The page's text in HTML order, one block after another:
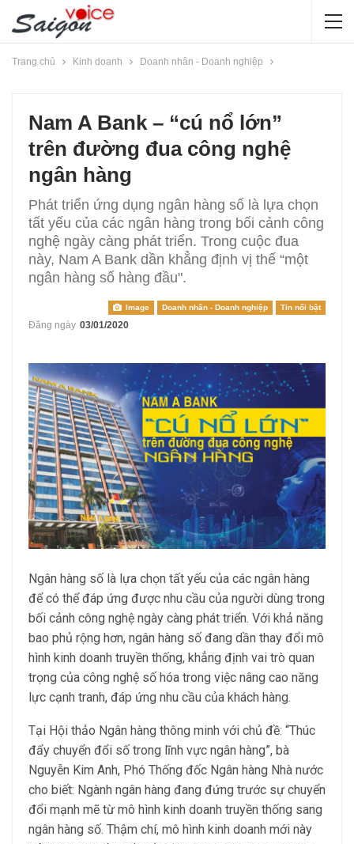
Trang chủ Kinh doanh Doanh nhân - Doanh nghiệp
Nam A Bank – “cú nổ lớn”
trên đường đua công nghệ
ngân hàng
Phát triển ứng dụng ngân hàng số là lựa chọn
tất yếu của các ngân hàng trong bối cảnh công
nghệ ngày càng phát triển. Trong cuộc đua
này, Nam A Bank dần khẳng định vị thế “một
ngân hàng số hàng đầu".
Image Doanh nhân - Doanh nghiệp Tin nổi bật
Đăng ngày 03/01/2020
Ngân hàng số là lựa chọn tất yếu của các ngân hàng
để có thể đáp ứng được nhu cầu của người dùng trong
bối cảnh công nghệ ngày càng phát triển. Với khả năng
bao phủ rộng hơn, ngân hàng số đang dần thay đổi mô
hình kinh doanh truyền thống, khẳng định vai trò quan
trọng của công nghệ số hóa trong việc nâng cao năng
lực cạnh tranh, đáp ứng nhu cầu của khách hàng.
Tại Hội thảo Ngân hàng thông minh với chủ đề: “Thúc
đẩy chuyển đổi số trong lĩnh vực ngân hàng”, bà
Nguyễn Kim Anh, Phó Thống đốc Ngân hàng Nhà nước
cho biết: Ngành ngân hàng đang đứng trước sự chuyển
đổi mạnh mẽ từ mô hình kinh doanh truyền thống sang
ngân hàng số. Thậm chí, mô hình kinh doanh mới này